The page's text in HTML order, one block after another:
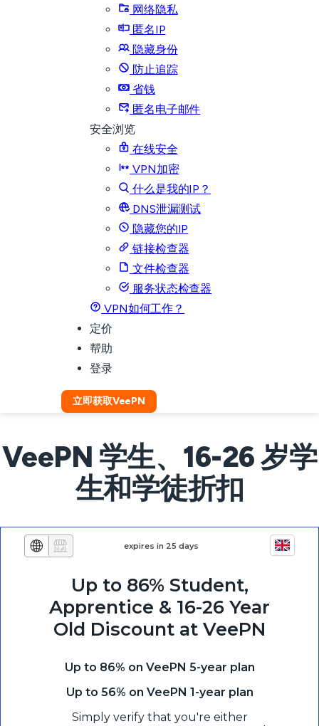
网络隐私
匿名IP
隐藏身份
防止追踪
省钱
匿名电子邮件
安全浏览
在线安全
VPN加密
什么是我的IP？
DNS泄漏测试
隐藏您的IP
链接检查器
文件检查器
服务状态检查器
VPN如何工作？
定价
帮助
登录
立即获取VeePN
VeePN 学生、16-26 岁学
生和学徒折扣